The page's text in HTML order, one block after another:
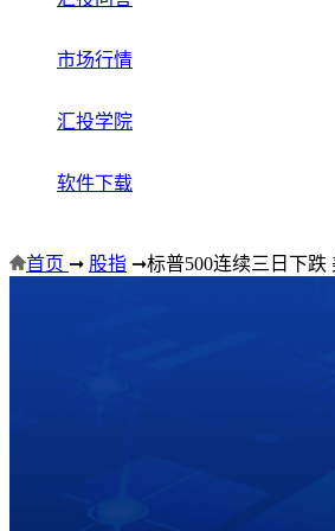
市场行情
汇投学院
软件下载
首页 ➞ 股指 ➞标普500连续三日下